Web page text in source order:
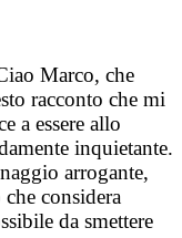
Marco, che
racconto che mi
a essere allo
inquietante.
arrogante,
considera
da smettere